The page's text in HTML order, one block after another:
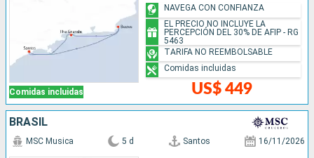
Comidas incluidas US$ 449
NAVEGA CON CONFIANZA
EL PRECIO NO INCLUYE LA
PERCEPCIÓN DEL 30% DE AFIP - RG
5463
TARIFA NO REEMBOLSABLE
Comidas incluidas
BRASIL
MSC Musica 5 d Santos 16/11/2026